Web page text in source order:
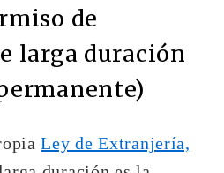
de
larga duración
Ley de Extranjería,